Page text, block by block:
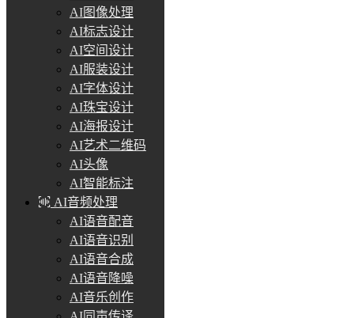
AI图像处理
AI标志设计
AI空间设计
AI服装设计
AI字体设计
AI珠宝设计
AI海报设计
AI艺术二维码
AI头像
AI智能标注
AI音频处理
AI语音配音
AI语音识别
AI语音合成
AI语音降噪
AI音乐创作